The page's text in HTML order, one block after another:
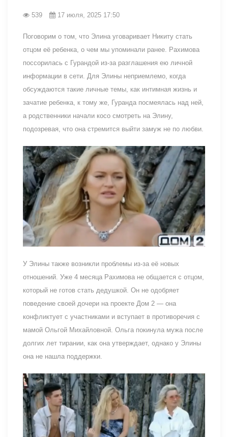
539 17 июля, 2025 17:50
Поговорим о том, что Элина уговаривает Никиту стать
отцом её ребенка, о чем мы упоминали ранее. Рахимова
поссорилась с Гурандой из-за разглашения ею личной
информации в сети. Для Элины неприемлемо, когда
обсуждаются такие личные темы, как интимная жизнь и
зачатие ребенка, к тому же, Гуранда посмеялась над ней,
а родственники начали косо смотреть на Элину,
подозревая, что она стремится выйти замуж не по любви.
У Элины также возникли проблемы из-за её новых
отношений. Уже 4 месяца Рахимова не общается с отцом,
который не готов стать дедушкой. Он не одобряет
поведение своей дочери на проекте Дом 2 — она
конфликтует с участниками и вступает в противоречия с
мамой Ольгой Михайловной. Ольга покинула мужа после
долгих лет тирании, как она утверждает, однако у Элины
она не нашла поддержки.